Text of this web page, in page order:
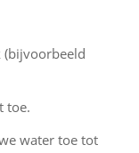
(bijvoorbeeld
toe.
water toe tot